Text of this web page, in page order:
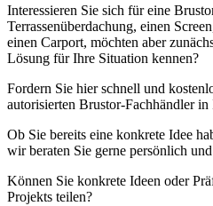
Interessieren Sie sich für eine
Terrassenüberdachung, einen
einen Carport, möchten aber
Lösung für Ihre Situation kennen?
Fordern Sie hier schnell und
autorisierten Brustor-Fachhändler in
Ob Sie bereits eine konkrete Idee
wir beraten Sie gerne persönlich
Können Sie konkrete Ideen oder
Projekts teilen?